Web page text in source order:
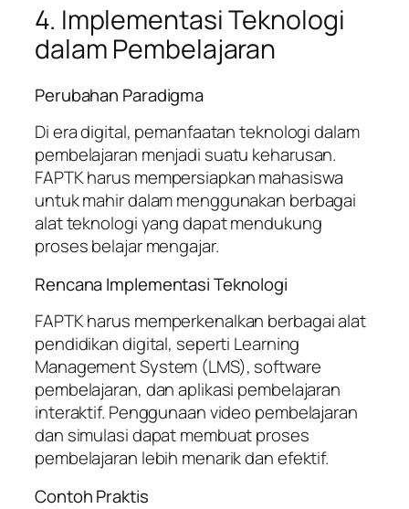
4. Implementasi Teknologi
dalam Pembelajaran
Perubahan Paradigma
Di era digital, pemanfaatan teknologi dalam
pembelajaran menjadi suatu keharusan.
FAPTK harus mempersiapkan mahasiswa
untuk mahir dalam menggunakan berbagai
alat teknologi yang dapat mendukung
proses belajar mengajar.
Rencana Implementasi Teknologi
FAPTK harus memperkenalkan berbagai alat
pendidikan digital, seperti Learning
Management System (LMS), software
pembelajaran, dan aplikasi pembelajaran
interaktif. Penggunaan video pembelajaran
dan simulasi dapat membuat proses
pembelajaran lebih menarik dan efektif.
Contoh Praktis